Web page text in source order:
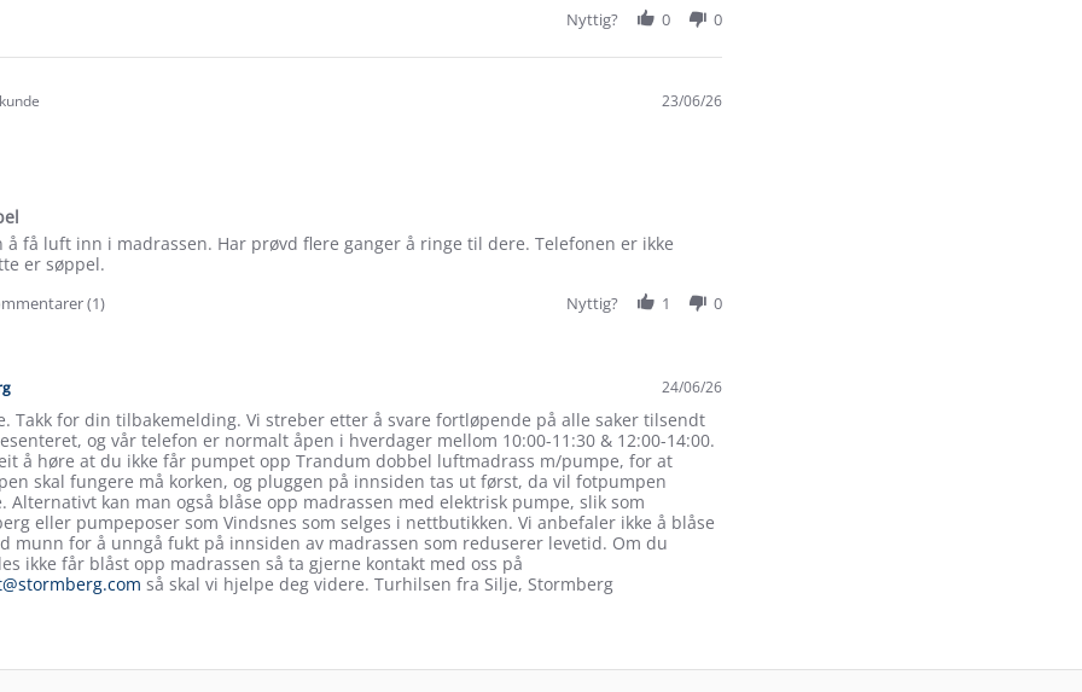
Nyttig? 0 0
23/06/26
å få luft inn i madrassen. Har prøvd flere ganger å ringe til dere. Telefonen er ikke
er søppel.
(1) Nyttig? 1 0
24/06/26
Takk for din tilbakemelding. Vi streber etter å svare fortløpende på alle saker tilsendt
og vår telefon er normalt åpen i hverdager mellom 10:00-11:30 & 12:00-14:00.
å høre at du ikke får pumpet opp Trandum dobbel luftmadrass m/pumpe, for at
skal fungere må korken, og pluggen på innsiden tas ut først, da vil fotpumpen
Alternativt kan man også blåse opp madrassen med elektrisk pumpe, slik som
eller pumpeposer som Vindsnes som selges i nettbutikken. Vi anbefaler ikke å blåse
munn for å unngå fukt på innsiden av madrassen som reduserer levetid. Om du
ikke får blåst opp madrassen så ta gjerne kontakt med oss på
så skal vi hjelpe deg videre. Turhilsen fra Silje, Stormberg